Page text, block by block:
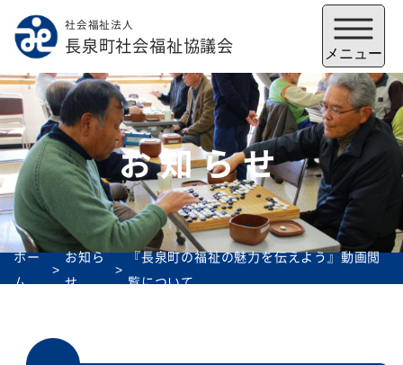
社会福祉法人
長泉町社会福祉協議会 メニュー
メニューを閉じる
お知らせ
ホー
ム
お知ら
せ
『長泉町の福祉の魅力を伝えよう』動画閲
覧について